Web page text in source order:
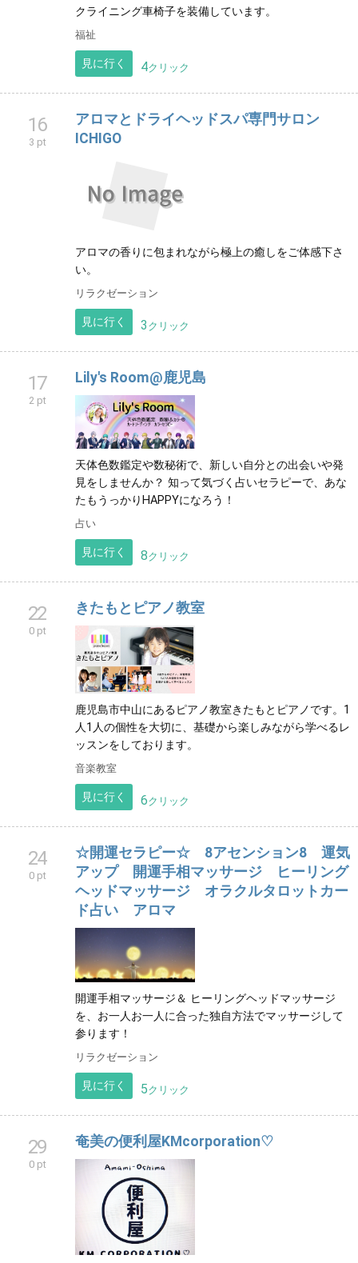
クライニング車椅子を装備しています。
福祉
見に行く 4クリック
16
3 pt
アロマとドライヘッドスパ専門サロン
ICHIGO
アロマの香りに包まれながら極上の癒しをご体感下さ
い。
リラクゼーション
見に行く 3 クリック
17
2 pt
Lily's Room@鹿児島
天体色数鑑定や数秘術で、新しい自分との出会いや発
見をしませんか？ 知って気づく占いセラピーで、あな
たもうっかりHAPPYになろう！
占い
見に行く 8クリック
22
0 pt
きたもとピアノ教室
鹿児島市中山にあるピアノ教室きたもとピアノです。1
人1人の個性を大切に、基礎から楽しみながら学べるレ
ッスンをしております。
音楽教室
見に行く 6クリック
24
0 pt
☆開運セラピー☆ 8アセンション8 運気
アップ 開運手相マッサージ ヒーリング
ヘッドマッサージ オラクルタロットカー
ド占い アロマ
開運手相マッサージ＆ ヒーリングヘッドマッサージ
を、お一人お一人に合った独自方法でマッサージして
参ります！
リラクゼーション
見に行く 5クリック
29
0 pt
奄美の便利屋KMcorporation♡